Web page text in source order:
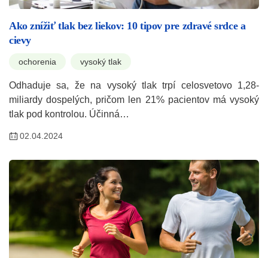
Ako znížiť tlak bez liekov: 10 tipov pre zdravé srdce a
cievy
ochorenia vysoký tlak
Odhaduje sa, že na vysoký tlak trpí celosvetovo 1,28-
miliardy dospelých, pričom len 21% pacientov má vysoký
tlak pod kontrolou. Účinná…
02.04.2024